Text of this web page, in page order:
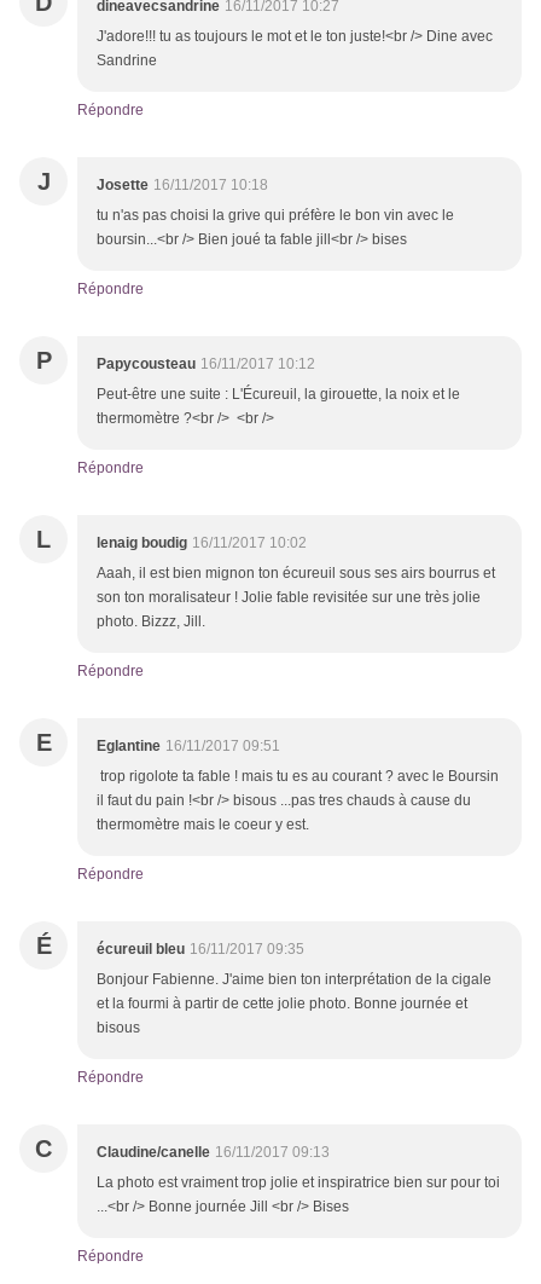
dineavecsandrine 16/11/2017 10:27
J'adore!!! tu as toujours le mot et le ton juste!<br /> Dine avec
Sandrine
Répondre
J Josette 16/11/2017 10:18
tu n'as pas choisi la grive qui préfère le bon vin avec le
boursin...<br /> Bien joué ta fable jill<br /> bises
Répondre
P Papycousteau 16/11/2017 10:12
Peut-être une suite : L'Écureuil, la girouette, la noix et le
thermomètre ?<br /> <br />
Répondre
L lenaig boudig 16/11/2017 10:02
Aaah, il est bien mignon ton écureuil sous ses airs bourrus et
son ton moralisateur ! Jolie fable revisitée sur une très jolie
photo. Bizzz, Jill.
Répondre
E Eglantine 16/11/2017 09:51
trop rigolote ta fable ! mais tu es au courant ? avec le Boursin
il faut du pain !<br /> bisous ...pas tres chauds à cause du
thermomètre mais le coeur y est.
Répondre
É écureuil bleu 16/11/2017 09:35
Bonjour Fabienne. J'aime bien ton interprétation de la cigale
et la fourmi à partir de cette jolie photo. Bonne journée et
bisous
Répondre
C Claudine/canelle 16/11/2017 09:13
La photo est vraiment trop jolie et inspiratrice bien sur pour toi
...<br /> Bonne journée Jill <br /> Bises
Répondre